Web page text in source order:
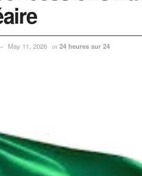
May 11, 2026 in 24 heures sur 24